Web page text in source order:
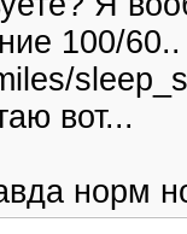
100/60..
вот...
норм